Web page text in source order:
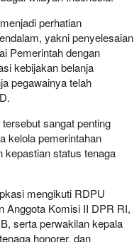
perhatian
yakni penyelesaian
Pemerintah dengan
kebijakan belanja
pegawainya telah
sangat penting
kelola pemerintahan
kepastian status tenaga
mengikuti RDPU
Anggota Komisi II DPR RI,
serta perwakilan kepala
honorer, dan